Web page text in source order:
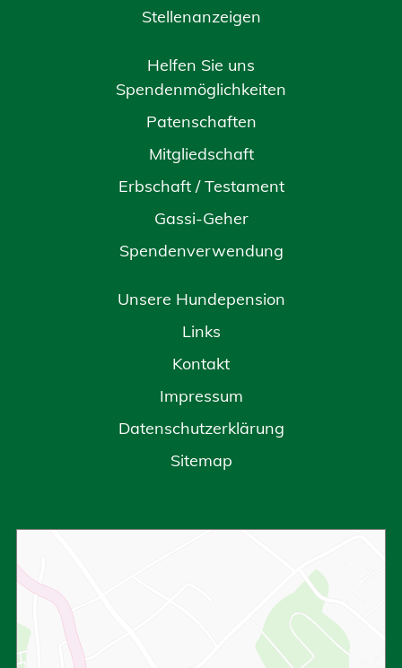
Stellenanzeigen
Helfen Sie uns
Spendenmöglichkeiten
Patenschaften
Mitgliedschaft
Erbschaft / Testament
Gassi-Geher
Spendenverwendung
Unsere Hundepension
Links
Kontakt
Impressum
Datenschutzerklärung
Sitemap